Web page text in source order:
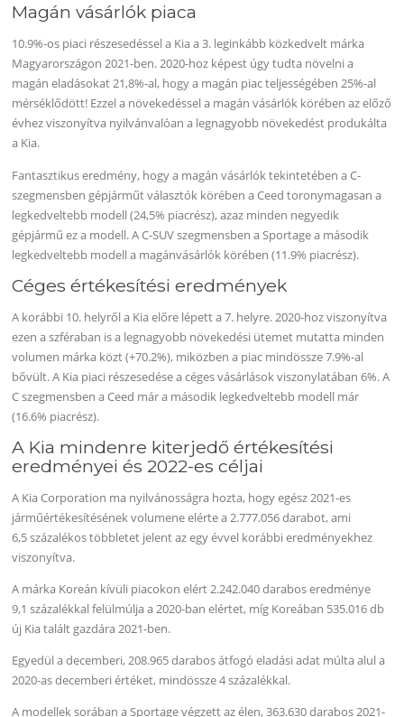
Magán vásárlók piaca
10.9%-os piaci részesedéssel a Kia a 3. leginkább közkedvelt márka
Magyarországon 2021-ben. 2020-hoz képest úgy tudta növelni a
magán eladásokat 21,8%-al, hogy a magán piac teljességében 25%-al
mérséklődött! Ezzel a növekedéssel a magán vásárlók körében az előző
évhez viszonyítva nyilvánvalóan a legnagyobb növekedést produkálta
a Kia.
Fantasztikus eredmény, hogy a magán vásárlók tekintetében a C-
szegmensben gépjárműt választók körében a Ceed toronymagasan a
legkedveltebb modell (24,5% piacrész), azaz minden negyedik
gépjármű ez a modell. A C-SUV szegmensben a Sportage a második
legkedveltebb modell a magánvásárlók körében (11.9% piacrész).
Céges értékesítési eredmények
A korábbi 10. helyről a Kia előre lépett a 7. helyre. 2020-hoz viszonyítva
ezen a szféraban is a legnagyobb növekedési ütemet mutatta minden
volumen márka közt (+70.2%), miközben a piac mindössze 7.9%-al
bővült. A Kia piaci részesedése a céges vásárlások viszonylatában 6%. A
C szegmensben a Ceed már a második legkedveltebb modell már
(16.6% piacrész).
A Kia mindenre kiterjedő értékesítési
eredményei és 2022-es céljai
A Kia Corporation ma nyilvánosságra hozta, hogy egész 2021-es
járműértékesítésének volumene elérte a 2.777.056 darabot, ami
6,5 százalékos többletet jelent az egy évvel korábbi eredményekhez
viszonyítva.
A márka Koreán kívüli piacokon elért 2.242.040 darabos eredménye
9,1 százalékkal felülmúlja a 2020-ban elértet, míg Koreában 535.016 db
új Kia talált gazdára 2021-ben.
Egyedül a decemberi, 208.965 darabos átfogó eladási adat múlta alul a
2020-as decemberi értéket, mindössze 4 százalékkal.
A modellek sorában a Sportage végzett az élen, 363.630 darabos 2021-